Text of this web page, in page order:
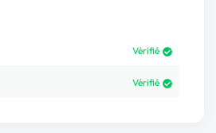
Vérifié
Vérifié